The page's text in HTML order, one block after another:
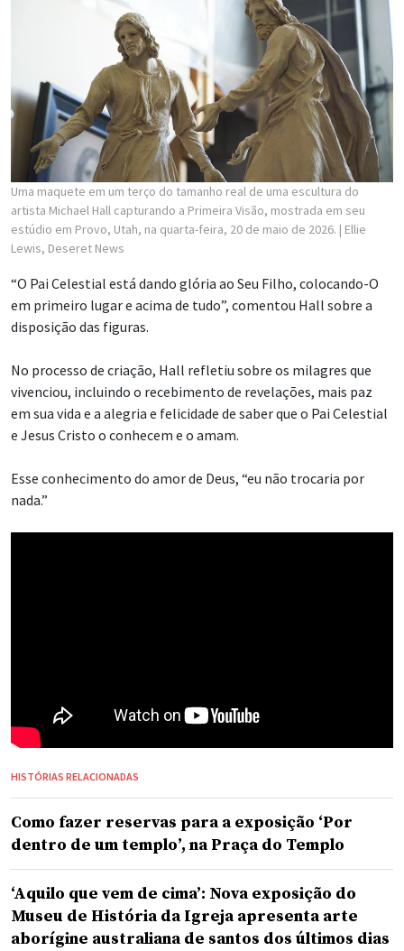
Uma maquete em um terço do tamanho real de uma escultura do
artista Michael Hall capturando a Primeira Visão, mostrada em seu
estúdio em Provo, Utah, na quarta-feira, 20 de maio de 2026. | Ellie
Lewis, Deseret News
“O Pai Celestial está dando glória ao Seu Filho, colocando-O
em primeiro lugar e acima de tudo”, comentou Hall sobre a
disposição das figuras.
No processo de criação, Hall refletiu sobre os milagres que
vivenciou, incluindo o recebimento de revelações, mais paz
em sua vida e a alegria e felicidade de saber que o Pai Celestial
e Jesus Cristo o conhecem e o amam.
Esse conhecimento do amor de Deus, “eu não trocaria por
nada.”
HISTÓRIAS RELACIONADAS
Como fazer reservas para a exposição ‘Por
dentro de um templo’, na Praça do Templo
‘Aquilo que vem de cima’: Nova exposição do
Museu de História da Igreja apresenta arte
aborígine australiana de santos dos últimos dias